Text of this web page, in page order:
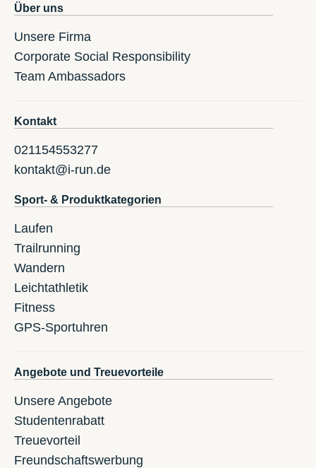
Über uns
Unsere Firma
Corporate Social Responsibility
Team Ambassadors
Kontakt
021154553277
kontakt@i-run.de
Sport- & Produktkategorien
Laufen
Trailrunning
Wandern
Leichtathletik
Fitness
GPS-Sportuhren
Angebote und Treuevorteile
Unsere Angebote
Studentenrabatt
Treuevorteil
Freundschaftswerbung